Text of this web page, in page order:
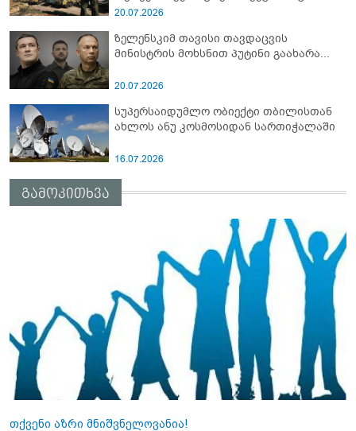
სამიტი კინაღამ ჩაუშლია
20.07.2026
ზელენსკიმ თავისი თავდაცვის
მინისტრის მოხსნით პუტინი გაახარა...
20.07.2026
სუპერსაიდუმლო ობიექტი თბილისთან
ახლოს ანუ კოსმოსიდან სართიჭალაში
16.07.2026
გამოკითხვა
თქვენი აზრი მნიშვნელოვანია!